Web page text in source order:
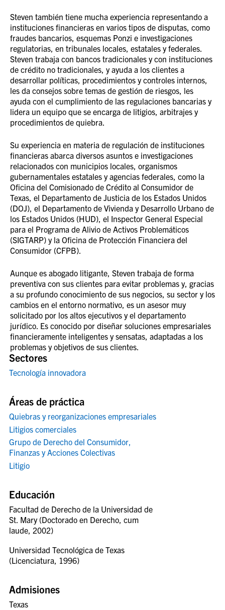
Sectores
Tecnología innovadora
Áreas de práctica
Quiebras y reorganizaciones empresariales
Litigios comerciales
Grupo de Derecho del Consumidor,
Finanzas y Acciones Colectivas
Litigio
Educación
Facultad de Derecho de la Universidad de
St. Mary (Doctorado en Derecho, cum
laude, 2002)
Universidad Tecnológica de Texas
(Licenciatura, 1996)
Admisiones
Texas
Steven también tiene mucha experiencia representando a
instituciones financieras en varios tipos de disputas, como
fraudes bancarios, esquemas Ponzi e investigaciones
regulatorias, en tribunales locales, estatales y federales.
Steven trabaja con bancos tradicionales y con instituciones
de crédito no tradicionales, y ayuda a los clientes a
desarrollar políticas, procedimientos y controles internos,
les da consejos sobre temas de gestión de riesgos, les
ayuda con el cumplimiento de las regulaciones bancarias y
lidera un equipo que se encarga de litigios, arbitrajes y
procedimientos de quiebra.
Su experiencia en materia de regulación de instituciones
financieras abarca diversos asuntos e investigaciones
relacionados con municipios locales, organismos
gubernamentales estatales y agencias federales, como la
Oficina del Comisionado de Crédito al Consumidor de
Texas, el Departamento de Justicia de los Estados Unidos
(DOJ), el Departamento de Vivienda y Desarrollo Urbano de
los Estados Unidos (HUD), el Inspector General Especial
para el Programa de Alivio de Activos Problemáticos
(SIGTARP) y la Oficina de Protección Financiera del
Consumidor (CFPB).
Aunque es abogado litigante, Steven trabaja de forma
preventiva con sus clientes para evitar problemas y, gracias
a su profundo conocimiento de sus negocios, su sector y los
cambios en el entorno normativo, es un asesor muy
solicitado por los altos ejecutivos y el departamento
jurídico. Es conocido por diseñar soluciones empresariales
financieramente inteligentes y sensatas, adaptadas a los
problemas y objetivos de sus clientes.